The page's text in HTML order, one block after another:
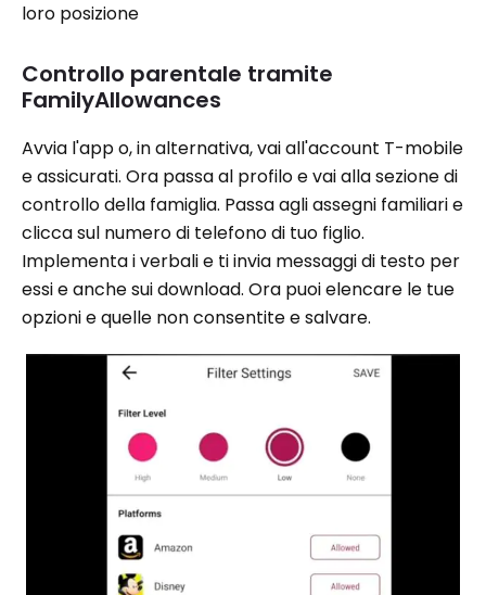
loro posizione
Controllo parentale tramite
FamilyAllowances
Avvia l'app o, in alternativa, vai all'account T-mobile
e assicurati. Ora passa al profilo e vai alla sezione di
controllo della famiglia. Passa agli assegni familiari e
clicca sul numero di telefono di tuo figlio.
Implementa i verbali e ti invia messaggi di testo per
essi e anche sui download. Ora puoi elencare le tue
opzioni e quelle non consentite e salvare.